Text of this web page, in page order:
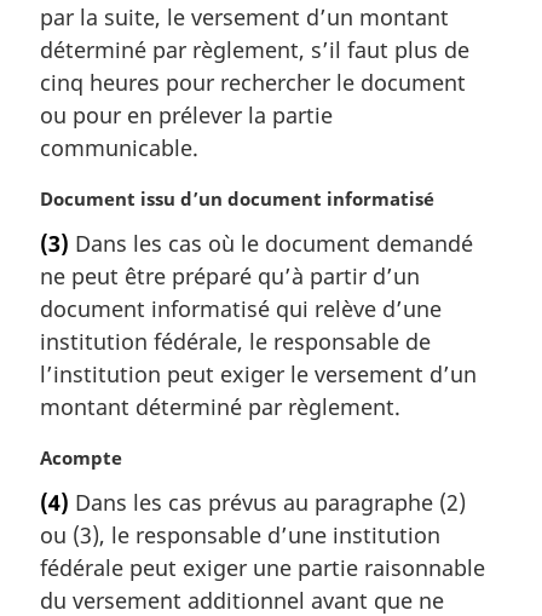
r
g
i
n
a
e
par la suite, le versement d’un montant
déterminé par règlement, s’il faut plus de
cinq heures pour rechercher le document
ou pour en prélever la partie
communicable.
N
t
e
m
a
g
i
a
l
e
:
Document issu d’un document informatisé
(3) Dans les cas où le document demandé
ne peut être préparé qu’à partir d’un
document informatisé qui relève d’une
institution fédérale, le responsable de
l’institution peut exiger le versement d’un
montant déterminé par règlement.
N
t
e
m
a
Acompte
(4) Dans les cas prévus au paragraphe (2)
ou (3), le responsable d’une institution
fédérale peut exiger une partie raisonnable
du versement additionnel avant que ne